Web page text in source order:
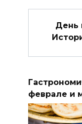
День
феврале и